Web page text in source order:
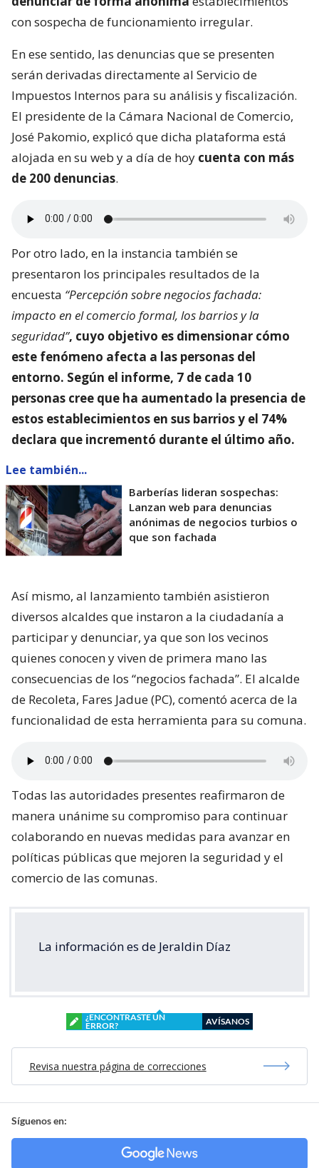
con sospecha de funcionamiento irregular.
En ese sentido, las denuncias que se presenten
serán derivadas directamente al Servicio de
Impuestos Internos para su análisis y fiscalización.
El presidente de la Cámara Nacional de Comercio,
José Pakomio, explicó que dicha plataforma está
alojada en su web y a día de hoy cuenta con más
de 200 denuncias.
Por otro lado, en la instancia también se
presentaron los principales resultados de la
encuesta “Percepción sobre negocios fachada:
impacto en el comercio formal, los barrios y la
seguridad”, cuyo objetivo es dimensionar cómo
este fenómeno afecta a las personas del
entorno. Según el informe, 7 de cada 10
personas cree que ha aumentado la presencia de
estos establecimientos en sus barrios y el 74%
declara que incrementó durante el último año.
Lee también...
Barberías lideran sospechas:
Lanzan web para denuncias
anónimas de negocios turbios o
que son fachada
Así mismo, al lanzamiento también asistieron
diversos alcaldes que instaron a la ciudadanía a
participar y denunciar, ya que son los vecinos
quienes conocen y viven de primera mano las
consecuencias de los “negocios fachada”. El alcalde
de Recoleta, Fares Jadue (PC), comentó acerca de la
funcionalidad de esta herramienta para su comuna.
Todas las autoridades presentes reafirmaron de
manera unánime su compromiso para continuar
colaborando en nuevas medidas para avanzar en
políticas públicas que mejoren la seguridad y el
comercio de las comunas.
La información es de Jeraldin Díaz
¿ENCONTRASTE UN
ERROR?
AVÍSANOS
Revisa nuestra página de correcciones
Síguenos en: